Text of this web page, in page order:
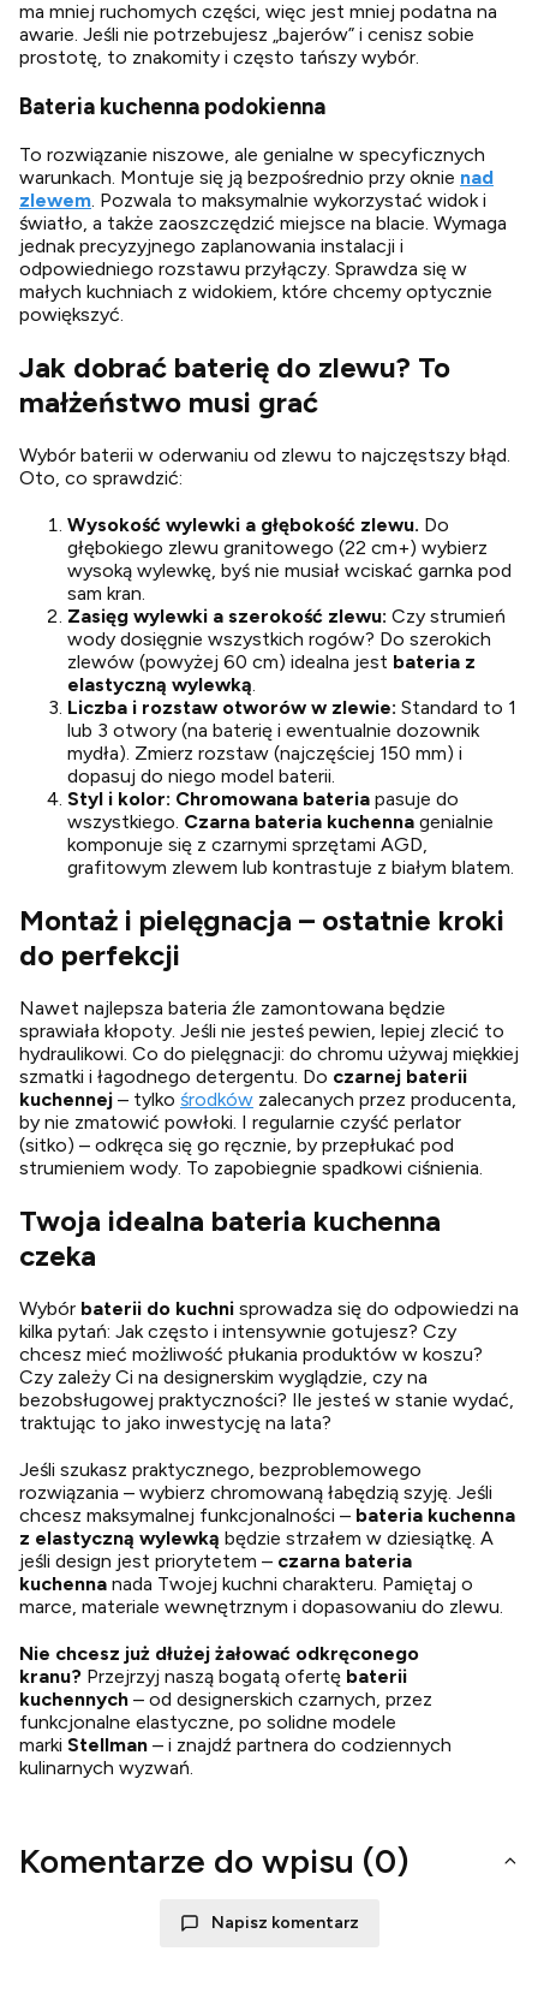
ma mniej ruchomych części, więc jest mniej podatna na
awarie. Jeśli nie potrzebujesz „bajerów” i cenisz sobie
prostotę, to znakomity i często tańszy wybór.
Bateria kuchenna podokienna
To rozwiązanie niszowe, ale genialne w specyficznych
warunkach. Montuje się ją bezpośrednio przy oknie nad
zlewem. Pozwala to maksymalnie wykorzystać widok i
światło, a także zaoszczędzić miejsce na blacie. Wymaga
jednak precyzyjnego zaplanowania instalacji i
odpowiedniego rozstawu przyłączy. Sprawdza się w
małych kuchniach z widokiem, które chcemy optycznie
powiększyć.
Jak dobrać baterię do zlewu? To
małżeństwo musi grać
Wybór baterii w oderwaniu od zlewu to najczęstszy błąd.
Oto, co sprawdzić:
Wysokość wylewki a głębokość zlewu. Do
głębokiego zlewu granitowego (22 cm+) wybierz
wysoką wylewkę, byś nie musiał wciskać garnka pod
sam kran.
Zasięg wylewki a szerokość zlewu: Czy strumień
wody dosięgnie wszystkich rogów? Do szerokich
zlewów (powyżej 60 cm) idealna jest bateria z
elastyczną wylewką
Liczba i rozstaw otworów w zlewie: Standard to 1
lub 3 otwory (na baterię i ewentualnie dozownik
mydła). Zmierz rozstaw (najczęściej 150 mm) i
dopasuj do niego model baterii.
Styl i kolor: Chromowana bateria pasuje do
wszystkiego. Czarna bateria kuchenna genialnie
komponuje się z czarnymi sprzętami AGD,
grafitowym zlewem lub kontrastuje z białym blatem.
Montaż i pielęgnacja – ostatnie kroki
do perfekcji
Nawet najlepsza bateria źle zamontowana będzie
sprawiała kłopoty. Jeśli nie jesteś pewien, lepiej zlecić to
hydraulikowi. Co do pielęgnacji: do chromu używaj miękkiej
szmatki i łagodnego detergentu. Do czarnej baterii
kuchennej – tylko środków zalecanych przez producenta,
by nie zmatowić powłoki. I regularnie czyść perlator
(sitko) – odkręca się go ręcznie, by przepłukać pod
strumieniem wody. To zapobiegnie spadkowi ciśnienia.
Twoja idealna bateria kuchenna
czeka
Wybór baterii do kuchni sprowadza się do odpowiedzi na
kilka pytań: Jak często i intensywnie gotujesz? Czy
chcesz mieć możliwość płukania produktów w koszu?
Czy zależy Ci na designerskim wyglądzie, czy na
bezobsługowej praktyczności? Ile jesteś w stanie wydać,
traktując to jako inwestycję na lata?
Jeśli szukasz praktycznego, bezproblemowego
rozwiązania – wybierz chromowaną łabędzią szyję. Jeśli
chcesz maksymalnej funkcjonalności – bateria kuchenna
z elastyczną wylewką będzie strzałem w dziesiątkę. A
jeśli design jest priorytetem – czarna bateria
kuchenna nada Twojej kuchni charakteru. Pamiętaj o
marce, materiale wewnętrznym i dopasowaniu do zlewu.
Nie chcesz już dłużej żałować odkręconego
kranu? Przejrzyj naszą bogatą ofertę baterii
kuchennych – od designerskich czarnych, przez
funkcjonalne elastyczne, po solidne modele
marki Stellman – i znajdź partnera do codziennych
kulinarnych wyzwań.
Komentarze do wpisu (0)
Napisz komentarz